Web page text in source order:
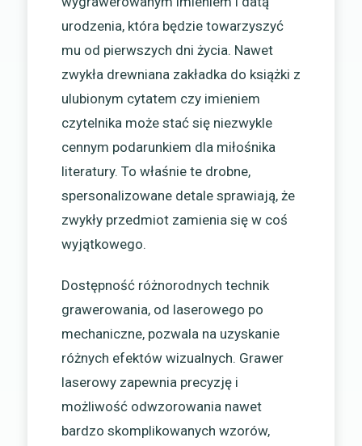
urodzenia, która będzie towarzyszyć
mu od pierwszych dni życia. Nawet
zwykła drewniana zakładka do książki z
ulubionym cytatem czy imieniem
czytelnika może stać się niezwykle
cennym podarunkiem dla miłośnika
literatury. To właśnie te drobne,
spersonalizowane detale sprawiają, że
zwykły przedmiot zamienia się w coś
wyjątkowego.
Dostępność różnorodnych technik
grawerowania, od laserowego po
mechaniczne, pozwala na uzyskanie
różnych efektów wizualnych. Grawer
laserowy zapewnia precyzję i
możliwość odwzorowania nawet
bardzo skomplikowanych wzorów,